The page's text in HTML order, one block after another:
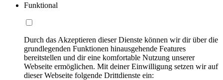
Funktional
Durch das Akzeptieren dieser Dienste können wir dir über die
grundlegenden Funktionen hinausgehende Features
bereitstellen und dir eine komfortable Nutzung unserer
Webseite ermöglichen. Mit deiner Einwilligung setzen wir auf
dieser Webseite folgende Drittdienste ein: